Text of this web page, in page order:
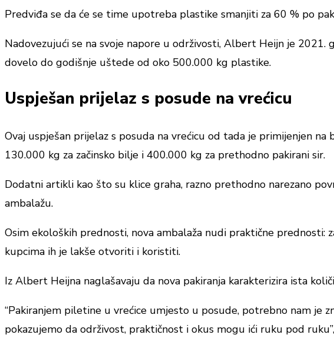
Predviđa se da će se time upotreba plastike smanjiti za 60 % po
Nadovezujući se na svoje napore u održivosti, Albert Heijn je
dovelo do godišnje uštede od oko 500.000 kg plastike.
Uspješan prijelaz s posude na vrećicu
Ovaj uspješan prijelaz s posuda na vrećicu od tada je primijenjen
130.000 kg za začinsko bilje i 400.000 kg za prethodno pakirani sir.
Dodatni artikli kao što su klice graha, razno prethodno narezano
ambalažu.
Osim ekoloških prednosti, nova ambalaža nudi praktične
kupcima ih je lakše otvoriti i koristiti.
Iz Albert Heijna naglašavaju da nova pakiranja karakterizira ista
“Pakiranjem piletine u vrećice umjesto u posude, potrebno nam je
pokazujemo da održivost, praktičnost i okus mogu ići ruku pod